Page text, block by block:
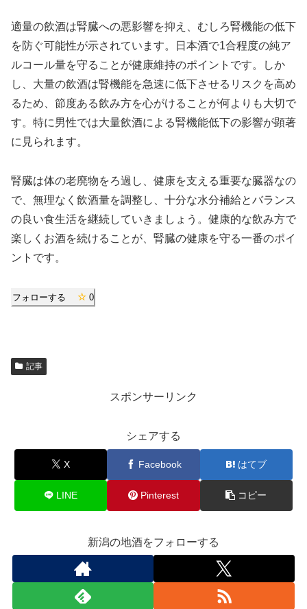
適量の飲酒は腎臓への悪影響を抑え、むしろ腎機能の低下
を防ぐ可能性が示されています。日本酒で1合程度の純ア
ルコール量を守ることが健康維持のポイントです。しか
し、大量の飲酒は腎機能を急速に低下させるリスクを高め
るため、節度ある飲み方を心がけることが何よりも大切で
す。特に男性では大量飲酒による腎機能低下の影響が顕著
に見られます。
腎臓は体の老廃物をろ過し、健康を支える重要な臓器なの
で、無理なく飲酒量を調整し、十分な水分補給とバランス
の良い食生活を継続していきましょう。健康的な飲み方で
楽しくお酒を続けることが、腎臓の健康を守る一番のポイ
ントです。
フォローする 0
記事
スポンサーリンク
シェアする
X Facebook はてブ
LINE Pinterest コピー
新潟の地酒をフォローする